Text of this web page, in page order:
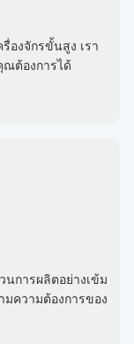
องจักรขั้นสูง เรา
ต้องการได้
การผลิตอย่างเข้ม
ความต้องการของ